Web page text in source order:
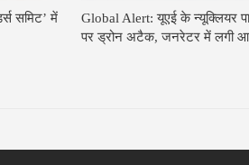
समिट’ में
Global Alert: यूएई के न्यूक्लियर
पर ड्रोन अटैक, जनरेटर में लगी